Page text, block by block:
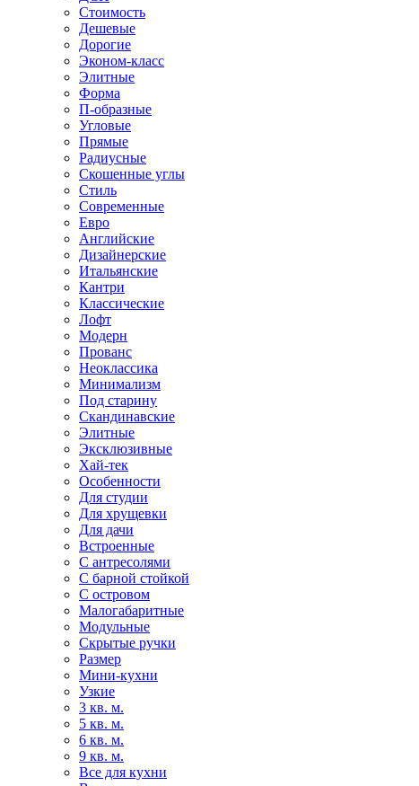
Стоимость
Дешевые
Дорогие
Эконом-класс
Элитные
Форма
П-образные
Угловые
Прямые
Радиусные
Скошенные углы
Стиль
Современные
Евро
Английские
Дизайнерские
Итальянские
Кантри
Классические
Лофт
Модерн
Прованс
Неоклассика
Минимализм
Под старину
Скандинавские
Элитные
Эксклюзивные
Хай-тек
Особенности
Для студии
Для хрущевки
Для дачи
Встроенные
С антресолями
С барной стойкой
С островом
Малогабаритные
Модульные
Скрытые ручки
Размер
Мини-кухни
Узкие
3 кв. м.
5 кв. м.
6 кв. м.
9 кв. м.
Все для кухни